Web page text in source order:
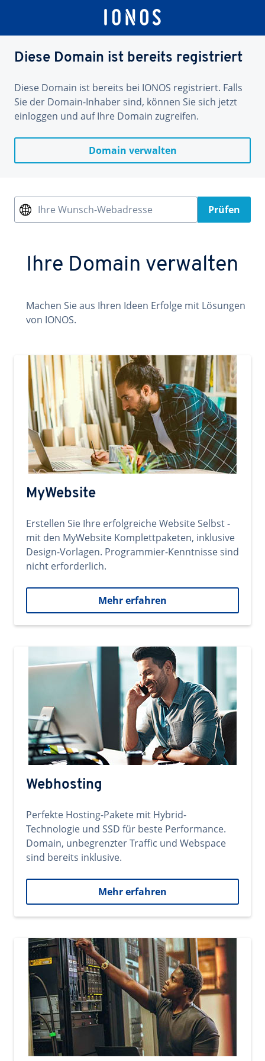
Diese Domain ist bereits registriert
Diese Domain ist bereits bei IONOS registriert. Falls
Sie der Domain-Inhaber sind, können Sie sich jetzt
einloggen und auf Ihre Domain zugreifen.
Domain verwalten
Ihre Wunsch-Webadresse Prüfen
Ihre Domain verwalten
Machen Sie aus Ihren Ideen Erfolge mit Lösungen
von IONOS.
MyWebsite
Erstellen Sie Ihre erfolgreiche Website Selbst -
mit den MyWebsite Komplettpaketen, inklusive
Design-Vorlagen. Programmier-Kenntnisse sind
nicht erforderlich.
Mehr erfahren
Webhosting
Perfekte Hosting-Pakete mit Hybrid-
Technologie und SSD für beste Performance.
Domain, unbegrenzter Traffic und Webspace
sind bereits inklusive.
Mehr erfahren